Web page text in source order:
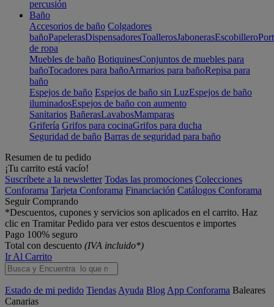
percusión
Baño
Accesorios de baño Colgadores
bañoPapelerasDispensadoresToallerosJabonerasEscobillero
de ropa
Muebles de baño BotiquinesConjuntos de muebles para
bañoTocadores para bañoArmarios para bañoRepisa para
baño
Espejos de baño Espejos de baño sin LuzEspejos de baño
iluminadosEspejos de baño con aumento
Sanitarios BañerasLavabosMamparas
Grifería Grifos para cocinaGrifos para ducha
Seguridad de baño Barras de seguridad para baño
Resumen de tu pedido
¡Tu carrito está vacío!
Suscríbete a la newsletter Todas las promociones Colecciones
Conforama Tarjeta Conforama Financiación Catálogos Conforama
Seguir Comprando
*Descuentos, cupones y servicios son aplicados en el carrito. Haz
clic en Tramitar Pedido para ver estos descuentos e importes
Pago 100% seguro
Total con descuento (IVA incluido*)
Ir Al Carrito
Estado de mi pedido Tiendas Ayuda Blog App Conforama Baleares
Canarias